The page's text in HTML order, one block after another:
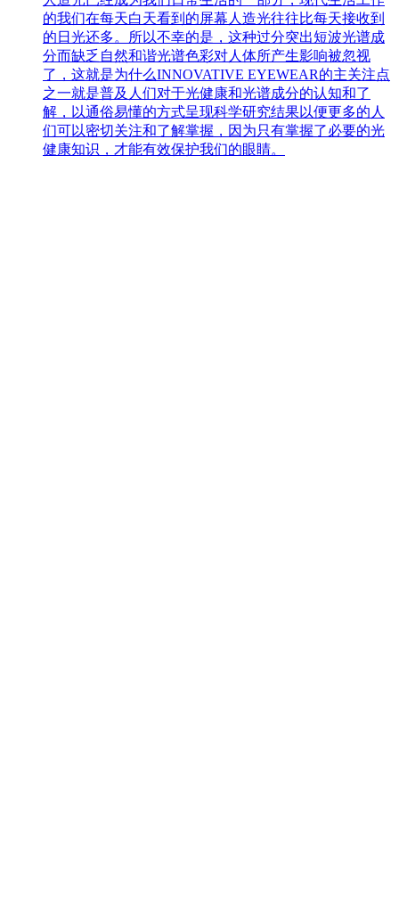
的我们在每天白天看到的屏幕人造光往往比每天接收到
的日光还多。所以不幸的是，这种过分突出短波光谱成
分而缺乏自然和谐光谱色彩对人体所产生影响被忽视
了，这就是为什么INNOVATIVE EYEWEAR的主关注点
之一就是普及人们对于光健康和光谱成分的认知和了
解，以通俗易懂的方式呈现科学研究结果以便更多的人
们可以密切关注和了解掌握，因为只有掌握了必要的光
健康知识，才能有效保护我们的眼睛。